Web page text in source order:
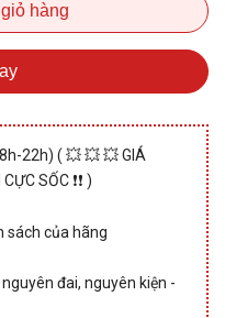
hàng
22h) ( 💥 💥 💥 GIÁ
SỐC ❗❗ )
sách của hãng
đai, nguyên kiện -